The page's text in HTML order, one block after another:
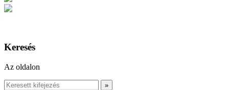
Keresés
Az oldalon